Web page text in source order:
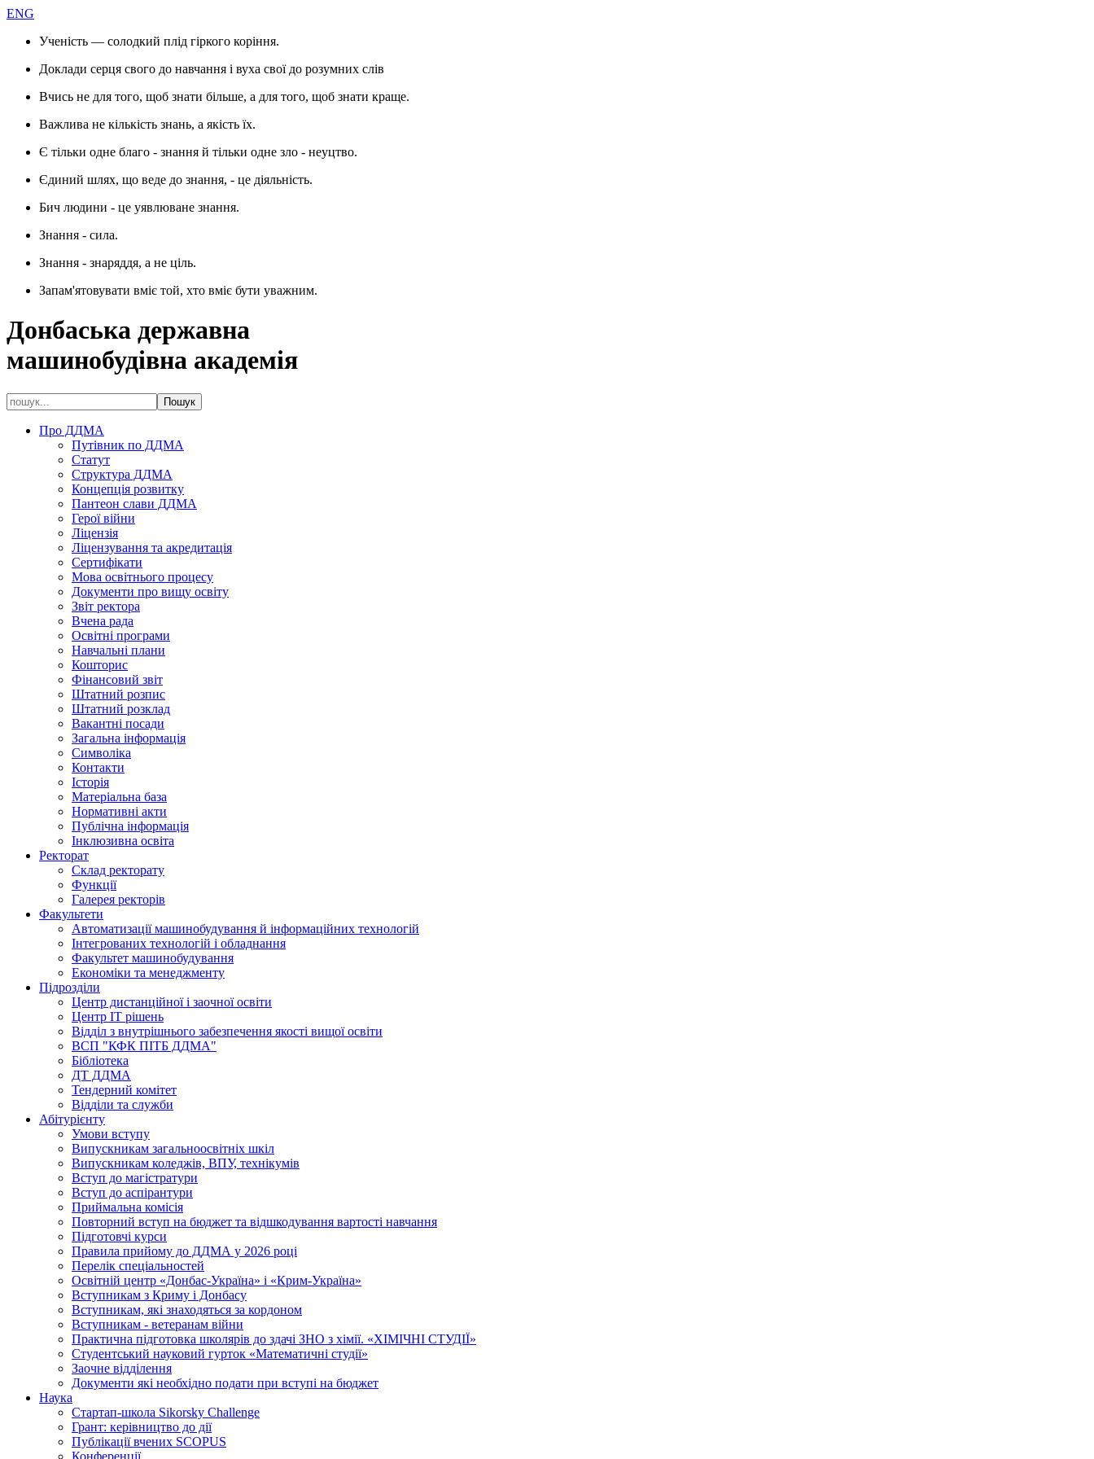
ENG
Ученість — солодкий плід гіркого коріння.
Доклади серця свого до навчання і вуха свої до розумних слів
Вчись не для того, щоб знати більше, а для того, щоб знати краще.
Важлива не кількість знань, а якість їх.
Є тільки одне благо - знання й тільки одне зло - неуцтво.
Єдиний шлях, що веде до знання, - це діяльність.
Бич людини - це уявлюване знання.
Знання - сила.
Знання - знаряддя, а не ціль.
Запам'ятовувати вміє той, хто вміє бути уважним.
Донбаська державна
машинобудівна академія
Про ДДМА
Путівник по ДДМА
Статут
Структура ДДМА
Концепція розвитку
Пантеон слави ДДМА
Герої війни
Ліцензія
Ліцензування та акредитація
Сертифікати
Мова освітнього процесу
Документи про вищу освіту
Звіт ректора
Вчена рада
Освітні програми
Навчальні плани
Кошторис
Фінансовий звіт
Штатний розпис
Штатний розклад
Вакантні посади
Загальна інформація
Символіка
Контакти
Історія
Матеріальна база
Нормативні акти
Публічна інформація
Інклюзивна освіта
Ректорат
Склад ректорату
Функції
Галерея ректорів
Факультети
Автоматизації машинобудування й інформаційних технологій
Інтегрованих технологій і обладнання
Факультет машинобудування
Економіки та менеджменту
Підрозділи
Центр дистанційної і заочної освіти
Центр ІТ рішень
Відділ з внутрішнього забезпечення якості вищої освіти
ВСП "КФК ПІТБ ДДМА"
Бібліотека
ДТ ДДМА
Тендерний комітет
Відділи та служби
Абітурієнту
Умови вступу
Випускникам загальноосвітніх шкіл
Випускникам коледжів, ВПУ, технікумів
Вступ до магістратури
Вступ до аспірантури
Приймальна комісія
Повторний вступ на бюджет та відшкодування вартості навчання
Підготовчі курси
Правила прийому до ДДМА у 2026 році
Перелік спеціальностей
Освітній центр «Донбас-Україна» і «Крим-Україна»
Вступникам з Криму і Донбасу
Вступникам, які знаходяться за кордоном
Вступникам - ветеранам війни
Практична підготовка школярів до здачі ЗНО з хімії. «ХІМІЧНІ СТУДІЇ»
Студентський науковий гурток «Математичні студії»
Заочне відділення
Документи які необхідно подати при вступі на бюджет
Наука
Стартап-школа Sikorsky Challenge
Грант: керівництво до дії
Публікації вчених SCOPUS
Конференції